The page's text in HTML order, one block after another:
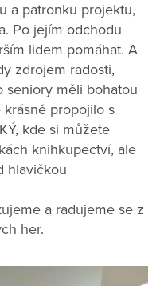
a patronku projektu,
Po jejím odchodu
lidem pomáhat. A
zdrojem radosti,
seniory měli bohatou
krásně propojilo s
kde si můžete
knihkupectví, ale
hlavičkou
a radujeme se z
her.